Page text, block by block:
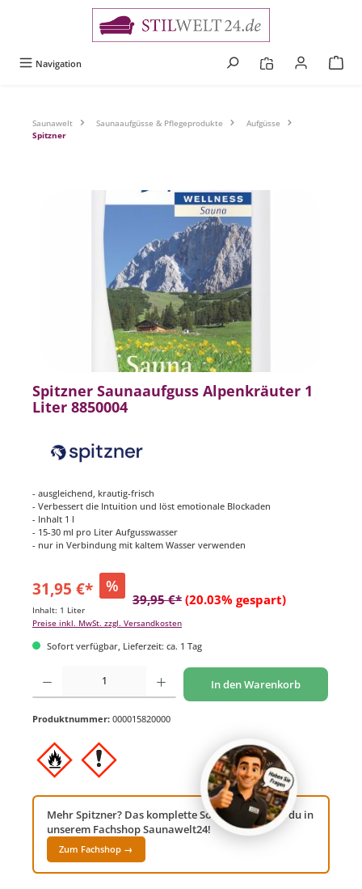
Navigation
Saunawelt Saunaaufgüsse & Pflegeprodukte
Aufgüsse
Spitzner
Bildergalerie überspringen
Spitzner Saunaaufguss Alpenkräuter 1
Liter 8850004
- ausgleichend, krautig-frisch
- Verbessert die Intuition und löst emotionale Blockaden
- Inhalt 1 l
- 15-30 ml pro Liter Aufgusswasser
- nur in Verbindung mit kaltem Wasser verwenden
31,95 €* %
39,95 €* (20.03% gespart)
Inhalt: 1 Liter
Preise inkl. MwSt. zzgl. Versandkosten
Sofort verfügbar, Lieferzeit: ca. 1 Tag
Produkt Anzahl: Gib den gewünschten Wert ein oder benutze die Schaltflächen um
In den Warenkorb
Produktnummer: 000015820000
Mehr Spitzner? Das komplette Sortiment findest du in
unserem Fachshop Saunawelt24!
Zum Fachshop →